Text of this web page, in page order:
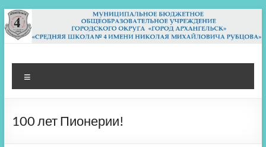
Перейти
к
содержимому
МБОУ СШ 4
Архангельск
100 лет Пионерии!